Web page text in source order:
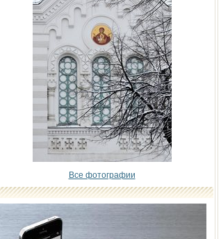
Все фотографии